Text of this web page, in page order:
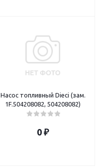
Насос топливный Dieci (зам.
1F.504208082, 504208082)
0 ₽